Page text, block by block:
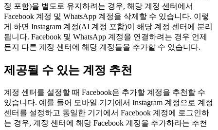
정 포함)을 별도로 유지하려는 경우, 해당 계정 센터에서
Facebook 계정 및 WhatsApp 계정을 삭제할 수 있습니다. 이렇
게 하면 Instagram 계정(AI 계정 포함)이 해당 계정 센터에 분리
됩니다. Facebook 및 WhatsApp 계정을 연결하려는 경우 언제
든지 다른 계정 센터에 해당 계정들을 추가할 수 있습니다.
제공될 수 있는 계정 추천
계정 센터를 설정할 때 Facebook은 추가할 계정을 추천할 수
있습니다. 예를 들어 모바일 기기에서 Instagram 계정으로 계정
센터를 설정하고 동일한 기기에서 Facebook 계정에 로그인하
는 경우, 계정 센터에 해당 Facebook 계정을 추가하라는 추천